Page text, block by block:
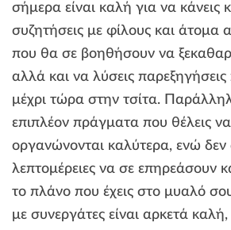
σήμερα είναι καλή για να κάνεις
συζητήσεις με φίλους και άτομα
που θα σε βοηθήσουν να
αλλά και να λύσεις παρεξηγήσεις
μέχρι τώρα στην τσίτα.
επιπλέον πράγματα που θέλεις να
οργανώνονται καλύτερα, ενώ δεν
λεπτομέρειες να σε επηρεάσουν
το πλάνο που έχεις στο μυαλό
με συνεργάτες είναι αρκετά